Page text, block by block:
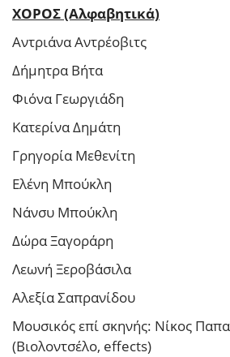
ΧΟΡΟΣ (Αλφαβητικά)
Αντριάνα Αντρέοβιτς
Δήμητρα Βήτα
Φιόνα Γεωργιάδη
Κατερίνα Δημάτη
Γρηγορία Μεθενίτη
Ελένη Μπούκλη
Νάνσυ Μπούκλη
Δώρα Ξαγοράρη
Λεωνή Ξεροβάσιλα
Αλεξία Σαπρανίδου
Μουσικός επί σκηνής: Νίκος
(Βιολοντσέλο, effects)